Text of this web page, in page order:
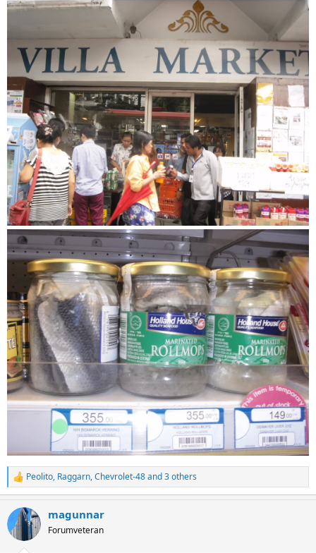
R
e
c
t
i
Peolito, Raggarn,Chevrolet-48and 3 others
magunnar
Forumveteran